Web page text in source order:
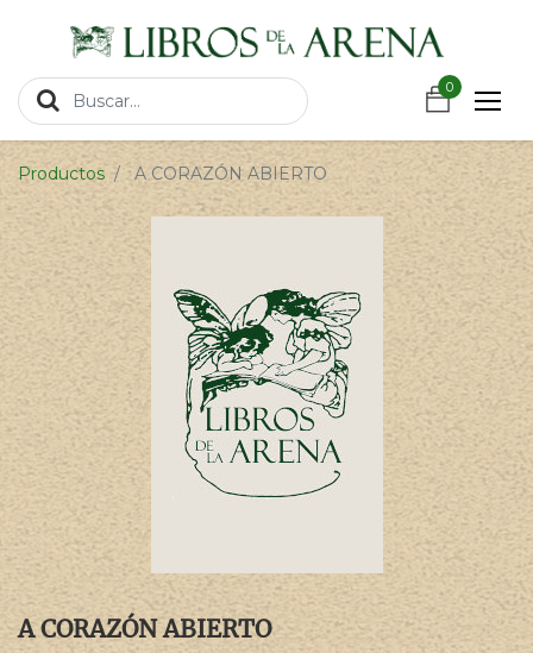
0
0
Productos A CORAZÓN ABIERTO
A CORAZÓN ABIERTO